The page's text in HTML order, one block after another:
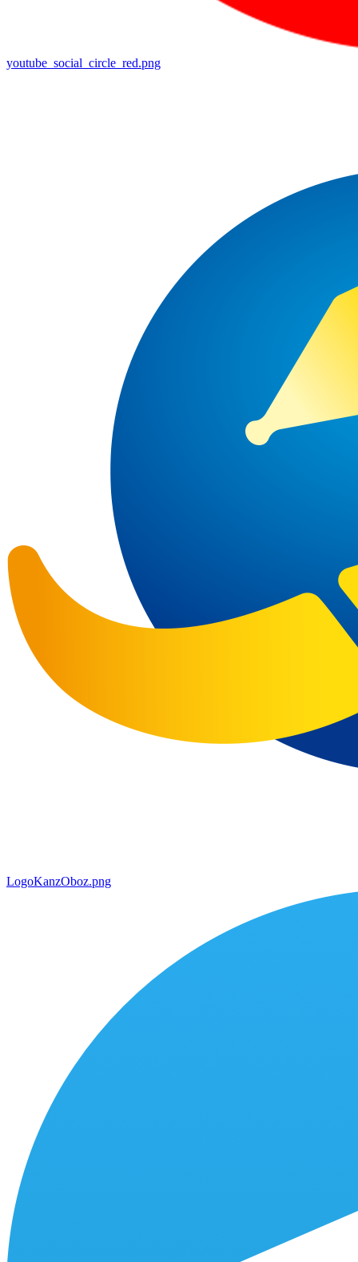
youtube_social_circle_red.png
LogoKanzOboz.png